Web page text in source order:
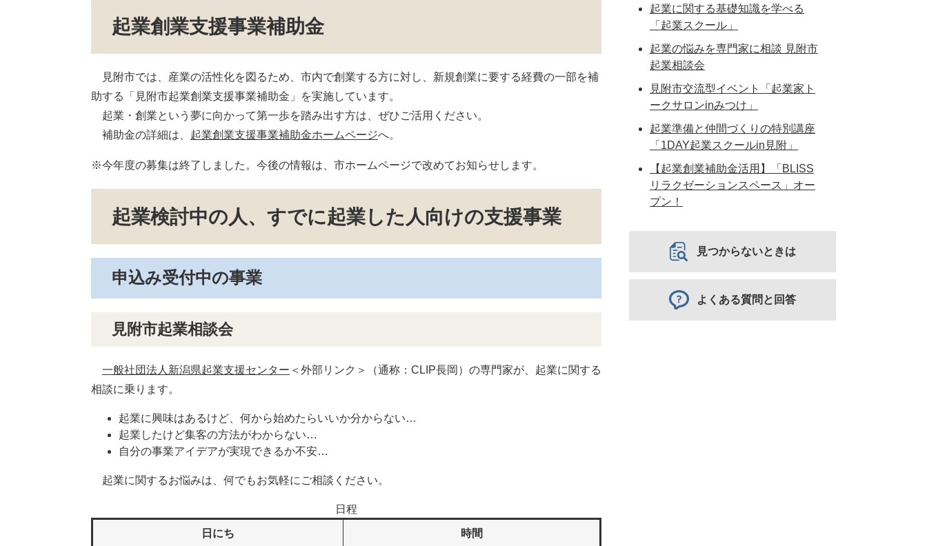
起業創業支援事業補助金
見附市では、産業の活性化を図るため、市内で創業する方に対し、新規創業に要する経費の一部を補
助する「見附市起業創業支援事業補助金」を実施しています。
起業・創業という夢に向かって第一歩を踏み出す方は、ぜひご活用ください。
補助金の詳細は、 起業創業支援事業補助金ホームページへ。
※今年度の募集は終了しました。今後の情報は、市ホームページで改めてお知らせします。
起業検討中の人、すでに起業した人向けの支援事業
申込み受付中の事業
見附市起業相談会
一般社団法人新潟県起業支援センター ＜外部リンク＞
（通称：CLIP長岡）の専門家が、起業に関する
相談に乗ります。
起業に興味はあるけど、何から始めたらいいか分からない…
起業したけど集客の方法がわからない…
自分の事業アイデアが実現できるか不安…
起業に関するお悩みは、何でもお気軽にご相談ください。
日程
日にち 時間
起業に関する基礎知識を学べる
「起業スクール」
起業の悩みを専門家に相談 見附市
起業相談会
見附市交流型イベント「起業家ト
ークサロンinみつけ」
起業準備と仲間づくりの特別講座
「1DAY起業スクールin見附」
【起業創業補助金活用】「BLISS
リラクゼーションスペース」オー
プン！
見つからないときは
よくある質問と回答